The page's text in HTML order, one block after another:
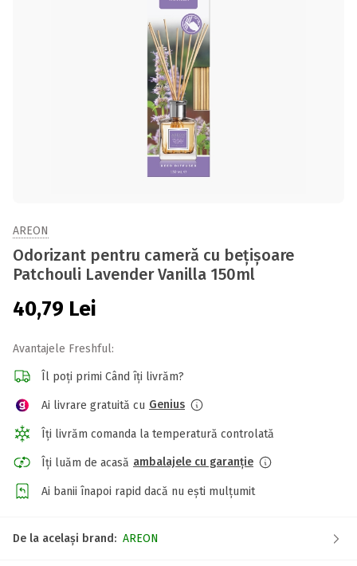
AREON
Odorizant pentru cameră cu bețișoare
Patchouli Lavender Vanilla 150ml
40,79 Lei
Avantajele Freshful:
Îl poți primi Când îți livrăm?
Ai livrare gratuită cu Genius
Îți livrăm comanda la temperatură controlată
Îți luăm de acasă ambalajele cu garanție
Ai banii înapoi rapid dacă nu ești mulțumit
De la același brand: AREON